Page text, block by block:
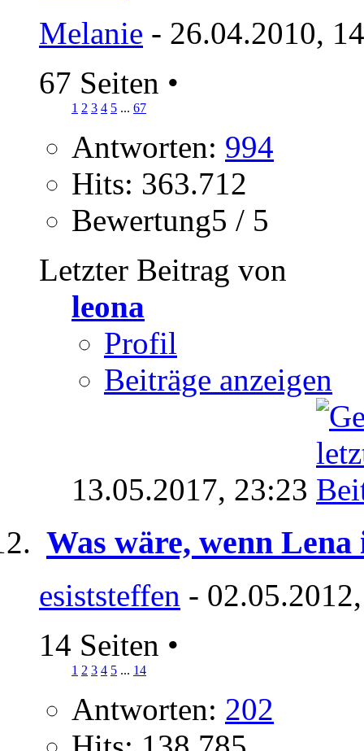
Melanie - 26.04.2010,
67 Seiten •
1 2 3 4 5 ... 67
Antworten: 994
Hits: 363.712
Bewertung5 / 5
Letzter Beitrag von
leona
Profil
Beiträge anzeigen
13.05.2017, 23:23
Was wäre, wenn
esiststeffen -
14 Seiten •
1 2 3 4 5 ... 14
Antworten: 202